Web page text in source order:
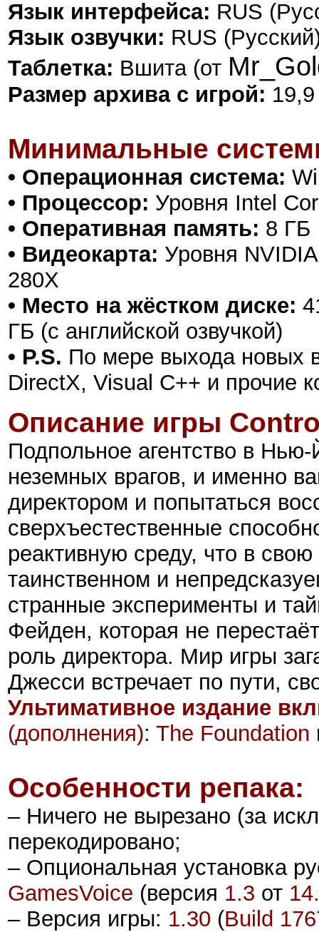
Язык интерфейса: RUS
Язык озвучки: RUS
Таблетка: Вшита (от
Размер архива с игрой:
Минимальные
• Операционная система:
• Процессор: Уровня Intel
• Оперативная память: 8 ГБ
• Видеокарта: Уровня
280X
• Место на жёстком диске:
ГБ (с английской озвучкой)
• P.S. По мере выхода новых
DirectX, Visual C++ и прочие
Описание игры
Подпольное агентство в
неземных врагов, и именно
директором и попытаться
сверхъестественные
реактивную среду, что в
таинственном и
странные эксперименты и
Фейден, которая не
роль директора. Мир игры
Джесси встречает по пути,
Ультимативное издание
(дополнения): The Foundation
Особенности репака:
– Ничего не вырезано (за
перекодировано;
– Опциональная установка
GamesVoice (версия 1.3 от
– Версия игры: 1.30 (Build